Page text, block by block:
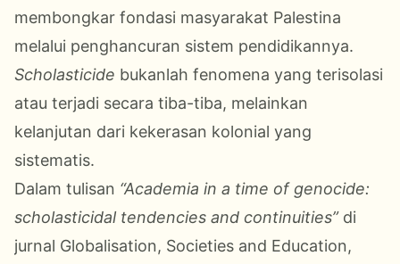
membongkar fondasi masyarakat Palestina
melalui penghancuran sistem pendidikannya.
Scholasticide bukanlah fenomena yang terisolasi
atau terjadi secara tiba-tiba, melainkan
kelanjutan dari kekerasan kolonial yang
sistematis.
Dalam tulisan “Academia in a time of genocide:
scholasticidal tendencies and continuities”di
jurnal Globalisation, Societies and Education,